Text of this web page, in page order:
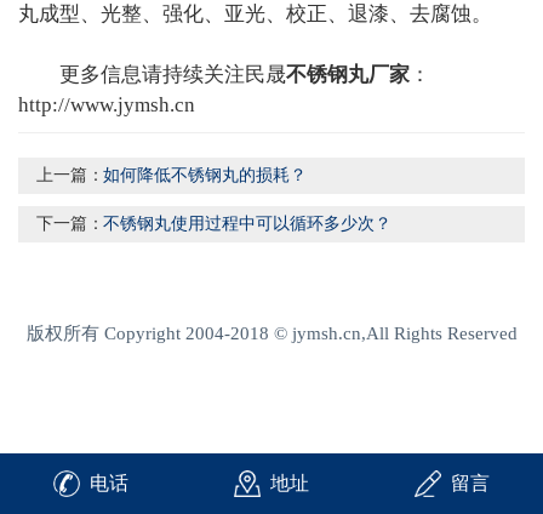
丸成型、光整、强化、亚光、校正、退漆、去腐蚀。
更多信息请持续关注民晟不锈钢丸厂家 ：
http://www.jymsh.cn
上一篇：如何降低不锈钢丸的损耗？
下一篇：不锈钢丸使用过程中可以循环多少次？
版权所有 Copyright 2004-2018 © jymsh.cn,All Rights Reserved
电话 地址 留言